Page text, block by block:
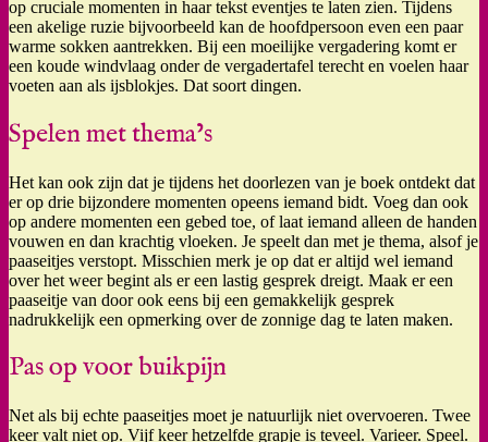
op cruciale momenten in haar tekst eventjes te laten zien. Tijdens
een akelige ruzie bijvoorbeeld kan de hoofdpersoon even een paar
warme sokken aantrekken. Bij een moeilijke vergadering komt er
een koude windvlaag onder de vergadertafel terecht en voelen haar
voeten aan als ijsblokjes. Dat soort dingen.
Spelen met thema’s
Het kan ook zijn dat je tijdens het doorlezen van je boek ontdekt dat
er op drie bijzondere momenten opeens iemand bidt. Voeg dan ook
op andere momenten een gebed toe, of laat iemand alleen de handen
vouwen en dan krachtig vloeken. Je speelt dan met je thema, alsof je
paaseitjes verstopt. Misschien merk je op dat er altijd wel iemand
over het weer begint als er een lastig gesprek dreigt. Maak er een
paaseitje van door ook eens bij een gemakkelijk gesprek
nadrukkelijk een opmerking over de zonnige dag te laten maken.
Pas op voor buikpijn
Net als bij echte paaseitjes moet je natuurlijk niet overvoeren. Twee
keer valt niet op. Vijf keer hetzelfde grapje is teveel. Varieer. Speel.